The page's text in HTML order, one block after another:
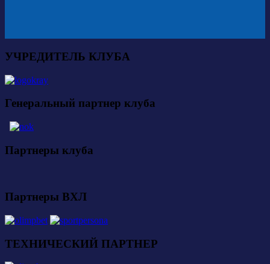
УЧРЕДИТЕЛЬ КЛУБА
Генеральный партнер клуба
Партнеры клуба
Партнеры ВХЛ
ТЕХНИЧЕСКИЙ ПАРТНЕР